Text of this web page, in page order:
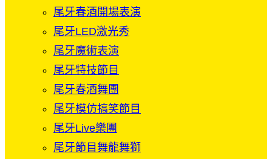
尾牙春酒開場表演
尾牙LED激光秀
尾牙魔術表演
尾牙特技節目
尾牙春酒舞團
尾牙模仿搞笑節目
尾牙Live樂團
尾牙節目舞龍舞獅